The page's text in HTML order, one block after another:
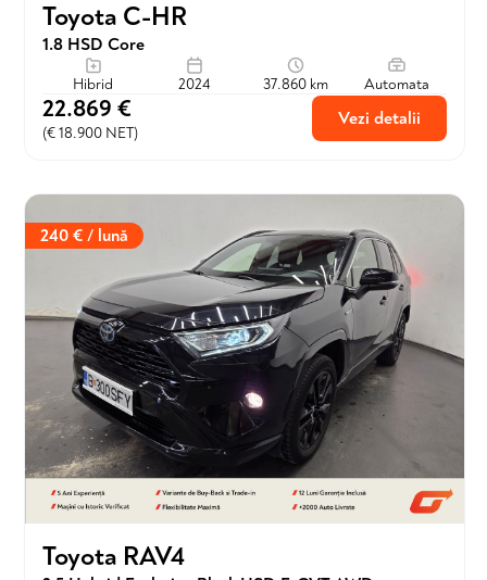
Toyota C-HR
1.8 HSD Core
Hibrid 2024 37.860 km Automata
22.869 €
(€ 18.900 NET)
Vezi detalii
240 € / lună
Toyota RAV4